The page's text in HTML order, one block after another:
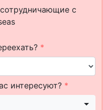
с
*
интересуют? *